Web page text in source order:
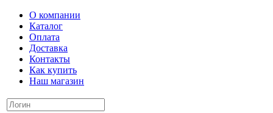
О компании
Каталог
Оплата
Доставка
Контакты
Как купить
Наш магазин